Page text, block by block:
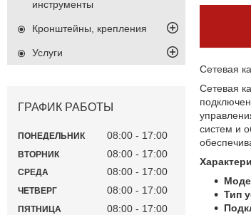
Сетевая
Сетевая
систем и
Тип
инструменты
Кронштейны, крепления
Услуги
ГРАФИК РАБОТЫ
ПОНЕДЕЛЬНИК 08:00 17:00
ВТОРНИК 08:00 17:00
СРЕДА 08:00 17:00
ЧЕТВЕРГ 08:00 17:00
ПЯТНИЦА 08:00 17:00